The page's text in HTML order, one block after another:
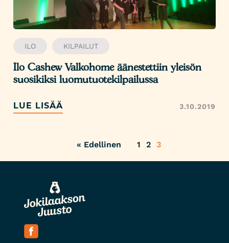
ILO KILPAILUT
Ilo Cashew Valkohome äänestettiin yleisön
suosikiksi luomutuotekilpailussa
LUE LISÄÄ 3.10.2019
« Edellinen 1 2 3